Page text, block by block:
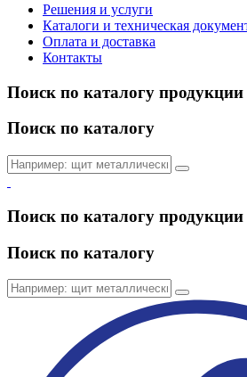
Решения и услуги
Каталоги и техническая
Оплата и доставка
Контакты
Поиск по каталогу продукции
Поиск по каталогу
Поиск по каталогу продукции
Поиск по каталогу